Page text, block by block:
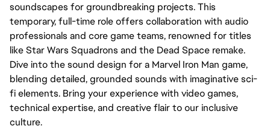
soundscapes for groundbreaking projects. This
temporary, full-time role offers collaboration with audio
professionals and core game teams, renowned for titles
like Star Wars Squadrons and the Dead Space remake.
Dive into the sound design for a Marvel Iron Man game,
blending detailed, grounded sounds with imaginative sci-
fi elements. Bring your experience with video games,
technical expertise, and creative flair to our inclusive
culture.